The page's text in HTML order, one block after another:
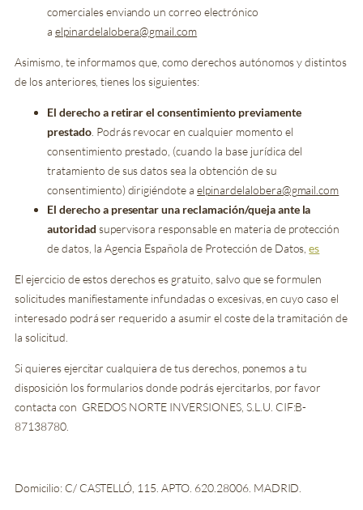
comerciales enviando un correo electrónico
a elpinardelalobera@gmail.com
Asimismo, te informamos que, como derechos autónomos y distintos
de los anteriores, tienes los siguientes:
El derecho a retirar el consentimiento previamente
prestado. Podrás revocar en cualquier momento el
consentimiento prestado, (cuando la base jurídica del
tratamiento de sus datos sea la obtención de su
consentimiento) dirigiéndote aelpinardelalobera@gmail.com
El derecho a presentar una reclamación/queja ante la
autoridad supervisora responsable en materia de protección
de datos, la Agencia Española de Protección de Datos,es
El ejercicio de estos derechos es gratuito, salvo que se formulen
solicitudes manifiestamente infundadas o excesivas, en cuyo caso el
interesado podrá ser requerido a asumir el coste de la tramitación de
la solicitud.
Si quieres ejercitar cualquiera de tus derechos, ponemos a tu
disposición los formularios donde podrás ejercitarlos, por favor
contacta con GREDOS NORTE INVERSIONES, S.L.U. CIF:B-
87138780.
Domicilio: C/ CASTELLÓ, 115. APTO. 620. 28006. MADRID.